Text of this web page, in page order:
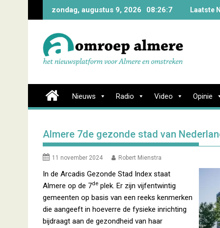
zondag, augustus 9, 2026 08:26:8 Laatste
Nieuws Radio Video Opinie
Almere 7de gezonde stad van
11 november 2024 Robert Mienstra
In de Arcadis Gezonde Stad Index staat
Almere op de 7de plek. Er zijn vijfentwintig
gemeenten op basis van een reeks kenmerken
die aangeeft in hoeverre de fysieke inrichting
bijdraagt aan de gezondheid van haar